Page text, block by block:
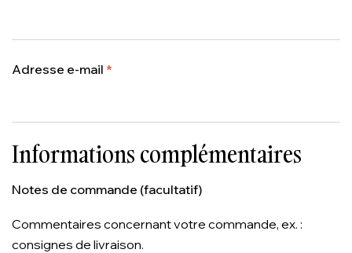
Adresse e-mail *
Informations complémentaires
Notes de commande (facultatif)